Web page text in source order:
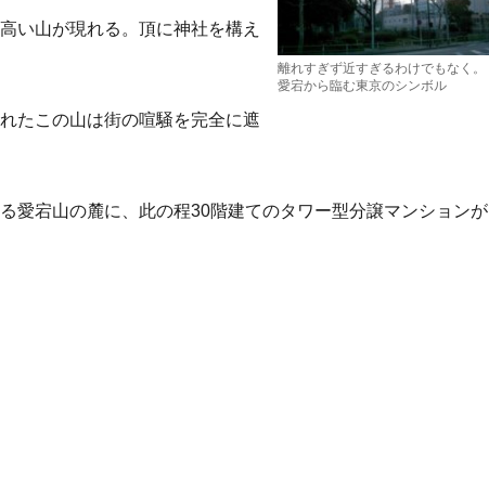
離れすぎず近すぎるわけでもなく。
愛宕から臨む東京のシンボル
い山が現れる。頂に神社を構え
たこの山は街の喧騒を完全に遮
愛宕山の麓に、此の程30階建てのタワー型分譲マンションが